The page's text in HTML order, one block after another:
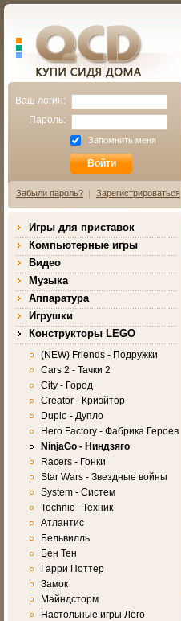
Qcd.ru
КУПИ СИДЯ ДОМА
Ваш логин:
Пароль:
Запомнить меня
Забыли пароль? Зарегистрироваться
Игры для приставок
Компьютерные игры
Видео
Музыка
Аппаратура
Игрушки
Конструкторы LEGO
(NEW) Friends - Подружки
Cars 2 - Тачки 2
City - Город
Creator - Криэйтор
Duplo - Дупло
Hero Factory - Фабрика Героев
NinjaGo - Ниндзяго
Racers - Гонки
Star Wars - Звездные войны
System - Систем
Technic - Техник
Атлантис
Бельвилль
Бен Тен
Гарри Поттер
Замок
Майндсторм
Настольные игры Лего